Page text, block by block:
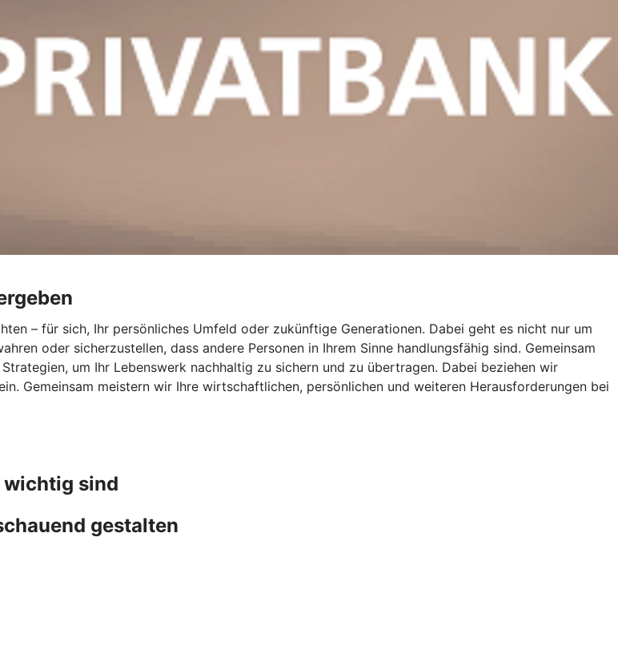
– für sich, Ihr persönliches Umfeld oder zukünftige Generationen. Dabei geht es nicht nur um
oder sicherzustellen, dass andere Personen in Ihrem Sinne handlungsfähig sind. Gemeinsam
um Ihr Lebenswerk nachhaltig zu sichern und zu übertragen. Dabei beziehen wir
Gemeinsam meistern wir Ihre wirtschaftlichen, persönlichen und weiteren Herausforderungen bei
wichtig sind
gestalten